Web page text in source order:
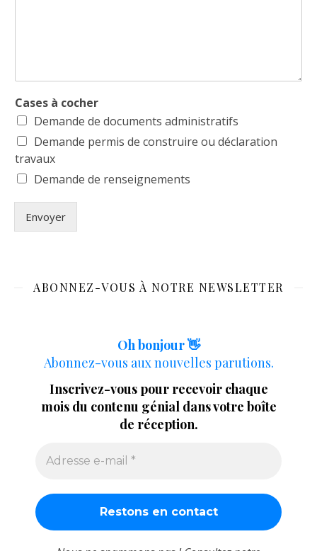
Cases à cocher
Demande de documents administratifs
Demande permis de construire ou déclaration
travaux
Demande de renseignements
Envoyer
ABONNEZ-VOUS À NOTRE NEWSLETTER
Oh bonjour 👋
Abonnez-vous aux nouvelles parutions.
Inscrivez-vous pour recevoir chaque
mois du contenu génial dans votre boîte
de réception.